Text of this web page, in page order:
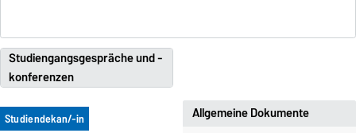
Studiengangsgespräche und -
konferenzen
Studiendekan/-in
Allgemeine Dokumente